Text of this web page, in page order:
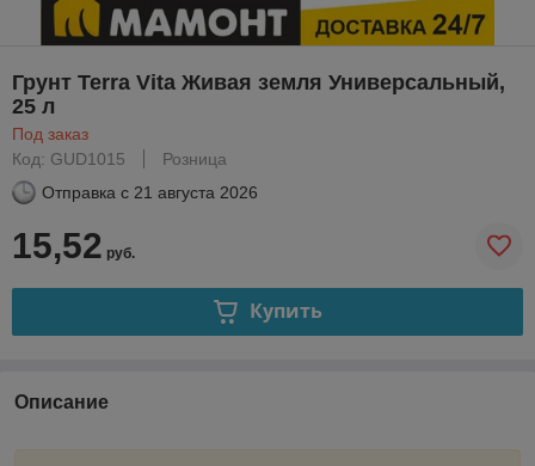
Грунт Terra Vita Живая земля Универсальный,
25 л
Под заказ
Код: GUD1015
Розница
Отправка с 21 августа 2026
15,52 руб.
Купить
Описание